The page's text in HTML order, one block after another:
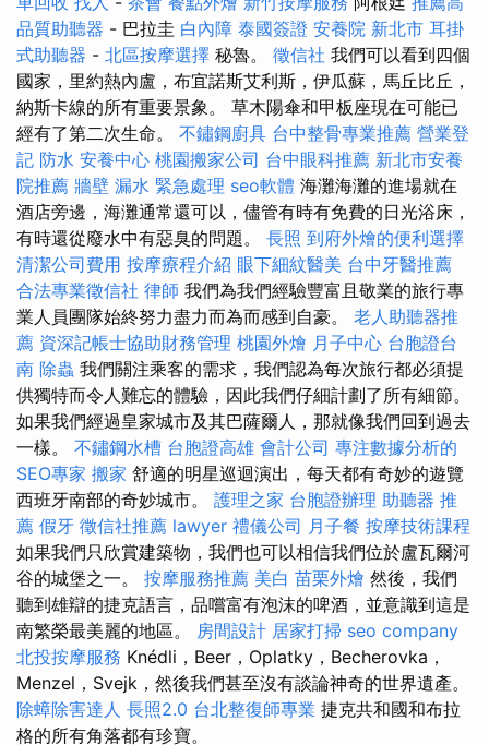
品質助聽器 - 巴拉圭 白內障 泰國簽證 安養院 新北市 耳掛
式助聽器 - 北區按摩選擇 秘魯。 徵信社 我們可以看到四個
國家，里約熱內盧，布宜諾斯艾利斯，伊瓜蘇，馬丘比丘，
納斯卡線的所有重要景象。 草木陽傘和甲板座現在可能已
經有了第二次生命。 不鏽鋼廚具 台中整骨專業推薦 營業登
記 防水 安養中心 桃園搬家公司 台中眼科推薦 新北市安養
院推薦 牆壁 漏水 緊急處理 seo軟體 海灘海灘的進場就在
酒店旁邊，海灘通常還可以，儘管有時有免費的日光浴床，
有時還從廢水中有惡臭的問題。 長照 到府外燴的便利選擇
清潔公司費用 按摩療程介紹 眼下細紋醫美 台中牙醫推薦
合法專業徵信社 律師 我們為我們經驗豐富且敬業的旅行專
業人員團隊始終努力盡力而為而感到自豪。 老人助聽器推
薦 資深記帳士協助財務管理 桃園外燴 月子中心 台胞證台
南 除蟲 我們關注乘客的需求，我們認為每次旅行都必須提
供獨特而令人難忘的體驗，因此我們仔細計劃了所有細節。
如果我們經過皇家城市及其巴薩爾人，那就像我們回到過去
一樣。 不鏽鋼水槽 台胞證高雄 會計公司 專注數據分析的
SEO專家 搬家 舒適的明星巡迴演出，每天都有奇妙的遊覽
西班牙南部的奇妙城市。 護理之家 台胞證辦理 助聽器 推
薦 假牙 徵信社推薦 lawyer 禮儀公司 月子餐 按摩技術課程
如果我們只欣賞建築物，我們也可以相信我們位於盧瓦爾河
谷的城堡之一。 按摩服務推薦 美白 苗栗外燴 然後，我們
聽到雄辯的捷克語言，品嚐富有泡沫的啤酒，並意識到這是
南繁榮最美麗的地區。 房間設計 居家打掃 seo company
北投按摩服務 Knédli，Beer，Oplatky，Becherovka，
Menzel，Svejk，然後我們甚至沒有談論神奇的世界遺產。
除蟑除害達人 長照2.0 台北整復師專業 捷克共和國和布拉
格的所有角落都有珍寶。